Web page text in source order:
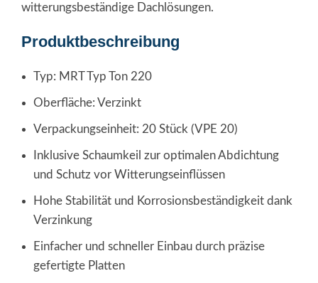
witterungsbeständige Dachlösungen.
Produktbeschreibung
Typ: MRT Typ Ton 220
Oberfläche: Verzinkt
Verpackungseinheit: 20 Stück (VPE 20)
Inklusive Schaumkeil zur optimalen Abdichtung
und Schutz vor Witterungseinflüssen
Hohe Stabilität und Korrosionsbeständigkeit dank
Verzinkung
Einfacher und schneller Einbau durch präzise
gefertigte Platten